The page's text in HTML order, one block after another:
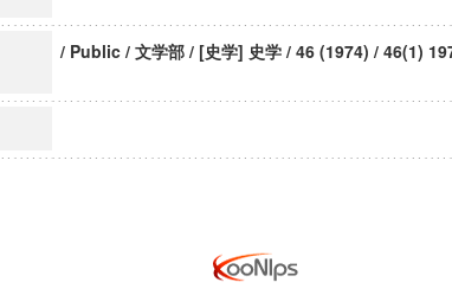
/ Public / 文学部 / [史学] 史学 / 46 (1974) / 46(1)